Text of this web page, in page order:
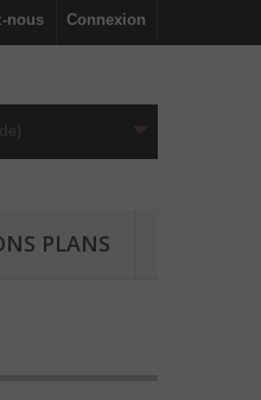
Connexion
nous
PLANS